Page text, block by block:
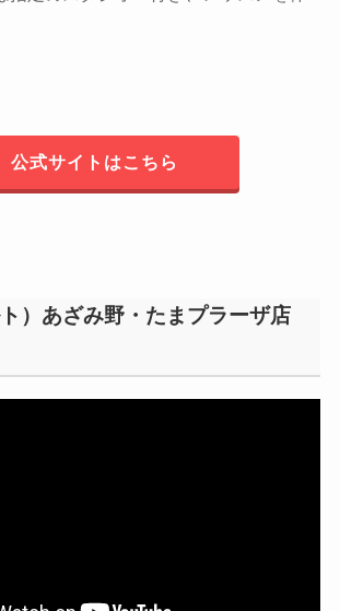
公式サイトはこちら
）あざみ野・たまプラーザ店